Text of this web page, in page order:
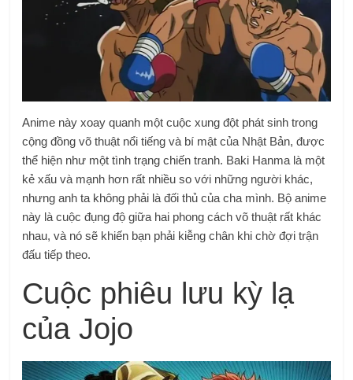
Anime này xoay quanh một cuộc xung đột phát sinh trong
cộng đồng võ thuật nổi tiếng và bí mật của Nhật Bản, được
thể hiện như một tình trạng chiến tranh. Baki Hanma là một
kẻ xấu và mạnh hơn rất nhiều so với những người khác,
nhưng anh ta không phải là đối thủ của cha mình. Bộ anime
này là cuộc đụng độ giữa hai phong cách võ thuật rất khác
nhau, và nó sẽ khiến bạn phải kiễng chân khi chờ đợi trận
đấu tiếp theo.
Cuộc phiêu lưu kỳ lạ
của Jojo